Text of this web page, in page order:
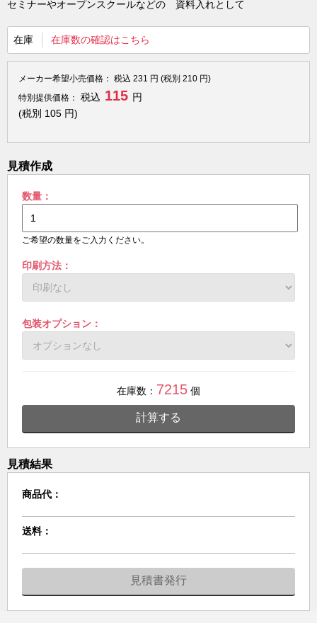
セミナーやオープンスクールなどの 資料入れとして
在庫 在庫数の確認はこちら
メーカー希望小売価格： 税込 231 円 (税別 210 円)
特別提供価格：
税込 115 円
(税別 105 円)
見積作成
数量：
ご希望の数量をご入力ください。
印刷方法：
包装オプション：
在庫数： 7215 個
計算する
見積結果
商品代：
送料：
見積書発行